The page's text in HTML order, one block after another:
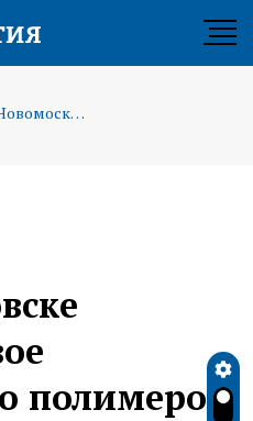
В Новомосковске открыли новое производство полимеров
полимеров